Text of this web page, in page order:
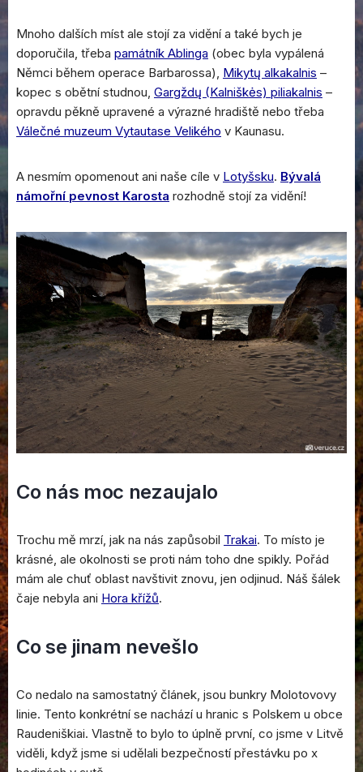
Mnoho dalších míst ale stojí za vidění a také bych je
doporučila, třeba památník Ablinga (obec byla vypálená
Němci během operace Barbarossa), Mikytų alkakalnis –
kopec s obětní studnou, Gargždų (Kalniškės) piliakalnis –
opravdu pěkně upravené a výrazné hradiště nebo třeba
Válečné muzeum Vytautase Velikého v Kaunasu.
A nesmím opomenout ani naše cíle v Lotyšsku. Bývalá
námořní pevnost Karosta rozhodně stojí za vidění!
Co nás moc nezaujalo
Trochu mě mrzí, jak na nás zapůsobil Trakai. To místo je
krásné, ale okolnosti se proti nám toho dne spikly. Pořád
mám ale chuť oblast navštivit znovu, jen odjinud. Náš šálek
čaje nebyla ani Hora křížů.
Co se jinam nevešlo
Co nedalo na samostatný článek, jsou bunkry Molotovovy
linie. Tento konkrétní se nachází u hranic s Polskem u obce
Raudeniškiai. Vlastně to bylo to úplně první, co jsme v Litvě
viděli, když jsme si udělali bezpečností přestávku po x